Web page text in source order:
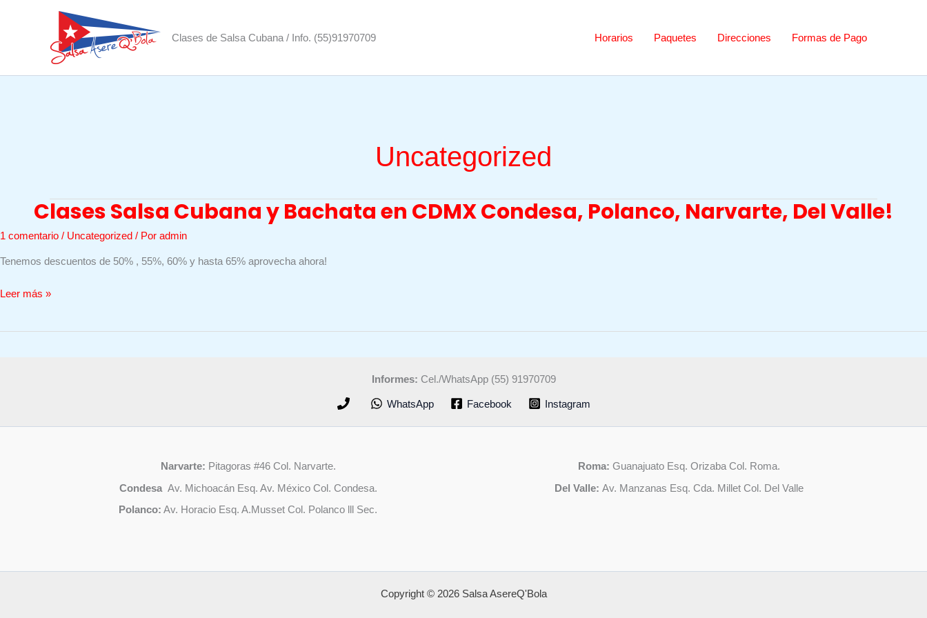
Clases de Salsa Cubana / Info. (55)91970709 Horarios Paquetes Direcciones Formas de Pago
Uncategorized
Clases Salsa Cubana y Bachata en CDMX Condesa, Polanco, Narvarte, Del Valle!
1 comentario / Uncategorized / Por admin
Tenemos descuentos de 50% , 55%, 60% y hasta 65% aprovecha ahora!
Clases
Polanco,
Leer más »
Informes: Cel./WhatsApp (55) 91970709
WhatsApp Facebook Instagram
Narvarte: Pitagoras #46 Col. Narvarte.
Condesa Av. Michoacán Esq. Av. México Col. Condesa.
Polanco: Av. Horacio Esq. A.Musset Col. Polanco lll Sec.
Roma: Guanajuato Esq. Orizaba Col. Roma.
Del Valle: Av. Manzanas Esq. Cda. Millet Col. Del Valle
Copyright © 2026 Salsa AsereQ'Bola